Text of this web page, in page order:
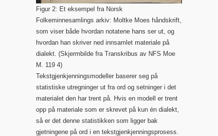
Figur 2: Et eksempel fra Norsk
Folkeminnesamlings arkiv: Moltke Moes håndskrift,
som viser både hvordan notatene hans ser ut, og
hvordan han skriver ned innsamlet materiale på
dialekt. (Skjermbilde fra Transkribus av NFS Moe
M. 119 4)
Tekstgjenkjenningsmodeller baserer seg på
statistiske utregninger ut fra ord og setninger i det
materialet den har trent på. Hvis en modell er trent
opp på materiale som er skrevet på kun én dialekt,
så er det denne statistikken som ligger bak
gjetningene på ord i en tekstgjenkjenningsprosess.